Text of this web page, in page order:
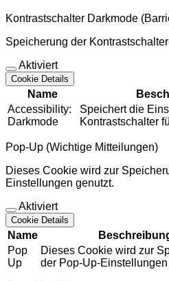
Kontrastschalter Darkmode
Speicherung der
Aktiviert
Cookie Details
Name
Accessibility:
Darkmode
Speichert die
Kontrastschalter
Pop-Up (Wichtige Mitteilungen)
Dieses Cookie wird zur
Einstellungen genutzt.
Aktiviert
Cookie Details
Name
Pop
Up
Dieses Cookie wird zur
der Pop-Up-Einstellungen